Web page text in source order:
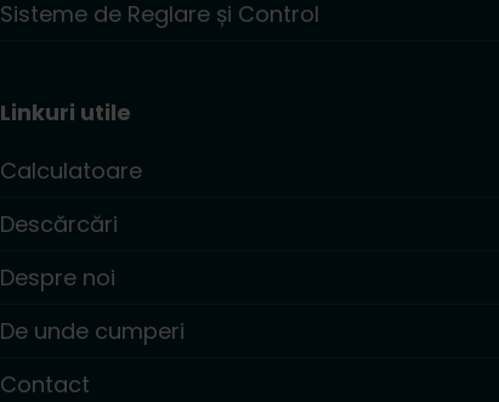
Sisteme de Reglare și Control
Linkuri utile
Calculatoare
Descărcări
Despre noi
De unde cumperi
Contact